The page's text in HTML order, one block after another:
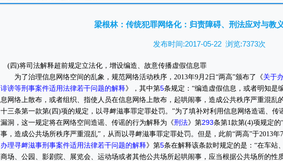
梁根林：传统犯罪网络化：归责障碍、刑法应对与教
发布时间:2017-05-22 浏览:7373次
(四)将司法解释超前规定立法化，增设编造、故意传播虚假信息罪
为了治理信息网络空间的乱象，规范网络活动秩序，2013年9月2日“两高”颁布了《关于
诽谤等刑事案件适用法律若干问题的解释》，其中第5条规定：“编造虚假信息，或者明知是
息网络上散布，或者组织、指使人员在信息网络上散布，起哄闹事，造成公共秩序严重混乱
十三条第一款第(四)项的规定，以寻衅滋事罪定罪处罚。”为了填补对利用信息网络造谣、传
漏洞，这一规定将在网络空间造谣、传谣的行为解释为《刑法》第293条第1款第(4)项规定的
事，造成公共场所秩序严重混乱”，从而以寻衅滋事罪定罪处罚。但是，此前“两高”于2013年
办理寻衅滋事刑事案件适用法律若干问题的解释》第5条在解释该条款时规定的是：“在车站
商场、公园、影剧院、展览会、运动场或者其他公共场所起哄闹事，应当根据公共场所的性